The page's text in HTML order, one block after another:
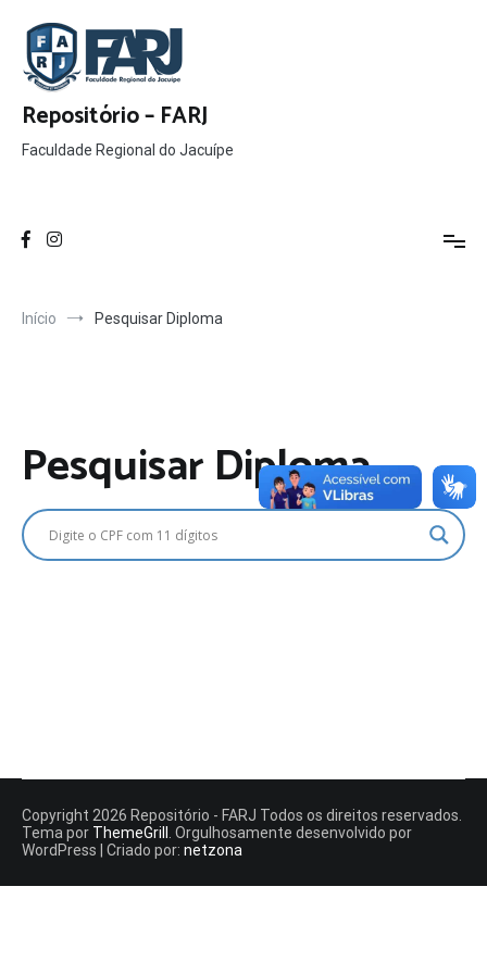
para
conteúdo
Repositório – FARJ
Faculdade Regional do Jacuípe
Início Pesquisar Diploma
Pesquisar Diploma
Copyright 2026 Repositório - FARJ Todos os direitos reservados.
Tema por ThemeGrill
. Orgulhosamente desenvolvido por
WordPress | Criado por: netzona